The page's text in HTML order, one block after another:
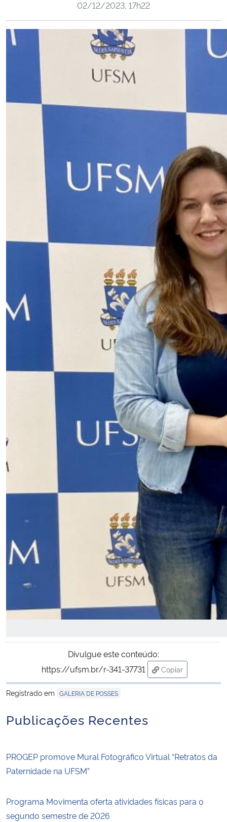
Ministério da Saúde
Ministério do Meio Ambiente
Ministério do Turismo
Ministério do Desenvolvimento Regional
Controladoria-Geral da União
Ministério da Mulher, da Família e dos Direitos Humanos
Secretaria-Geral
Secretaria de Governo
Gabinete de Segurança Institucional
Advocacia-Geral da União
02/12/2023, 17h22
Divulgue este conteúdo:
https://ufsm.br/r-341-37731
Copiar
para área de
Registrado em GALERIA DE POSSES
Publicações Recentes
PROGEP promove Mural Fotográfico Virtual “Retratos da
Paternidade na UFSM”
Programa Movimenta oferta atividades físicas para o
segundo semestre de 2026